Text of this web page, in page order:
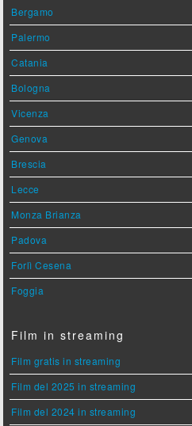
Bergamo
Palermo
Catania
Bologna
Vicenza
Genova
Brescia
Lecce
Monza Brianza
Padova
Forlì Cesena
Foggia
Film in streaming
Film gratis in streaming
Film del 2025 in streaming
Film del 2024 in streaming